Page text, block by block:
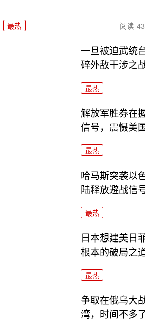
最热 阅读
一旦被迫武统
碎外敌干涉之
最热
解放军胜券在
信号，震慑美国
最热
哈马斯突袭以
陆释放避战信
最热
日本想建美日
根本的破局之
最热
争取在俄乌大
湾，时间不多